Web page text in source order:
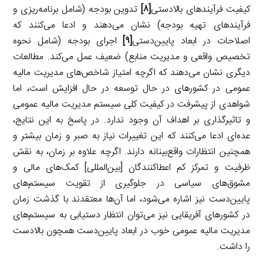
کیفیت فرآیندهای بالادستی[۸]
تدوین بودجه (شامل برنامه‌ریزی و
فرآیندهای تهیه بودجه) نشان می‌دهند و ادعا می‌کنند که
اصلاحات در ابعاد پایین‌دستی[۹]
اجرای بودجه (شامل نحوه
تخصیص واقعی و مدیریت منابع) ضعیف عمل می‌کند. مطالعات
دیگری نشان می‌دهند که اگرچه امتیاز شاخص‌های مدیریت مالیه
عمومی در کشورهای در حال توسعه در حال افزایش است، اما
شواهدی از پیشرفت در کیفیت کلی سیستم مدیریت مالیه عمومی
و تاثیرگذاری بر اهداف آن وجود ندارد. در پاسخ به این نتایج،
عده‌ای ادعا می‌کنند که این تغییرات نیاز به صبر و زمان بیشتر و
همچنین انتظارات واقع‌بینانه دارند. اگرچه علاوه بر زمان، به نقش
ظرفیت و تمرکز کم اعطاکنندگان [بین‌المللی] کمک‌های مالی و
مشوق‌های سیاسی در جلوگیری از تقویت سیستم‌های
پایین‌دست نیز اشاره می‌شود، اما آن‌ها معتقدند با گذشت زمان
در کشورهای آفریقایی نیز می‌توان انتظار دستیابی به سیستم‌های
مدیریت مالیه عمومی خوب در ابعاد پایین‌دست همچون بالادست
را داشت.